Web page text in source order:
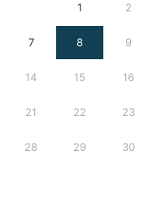
1 2
7 8 9
14 15 16
21 22 23
28 29 30